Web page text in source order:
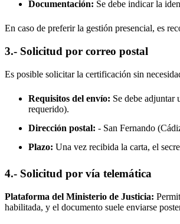
Documentación: Se debe indicar la
En caso de preferir la gestión presencial, es
3.- Solicitud por correo postal
Es posible solicitar la certificación sin
Requisitos del envío: Se debe adjuntar
requerido).
Dirección postal: - San Fernando
Plazo: Una vez recibida la carta, el
4.- Solicitud por vía telemática
Plataforma del Ministerio de Justicia:
habilitada, y el documento suele enviarse